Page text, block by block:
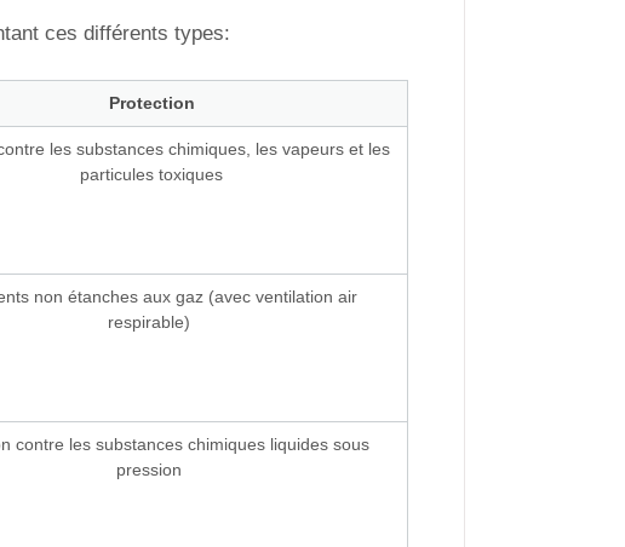
ces différents types:
Protection
les substances chimiques, les vapeurs et les
particules toxiques
non étanches aux gaz (avec ventilation air
respirable)
contre les substances chimiques liquides sous
pression